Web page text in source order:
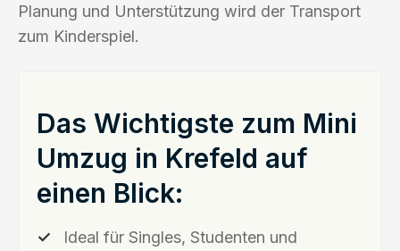
Planung und Unterstützung wird der Transport
zum Kinderspiel.
Das Wichtigste zum Mini
Umzug in Krefeld auf
einen Blick:
Ideal für Singles, Studenten und